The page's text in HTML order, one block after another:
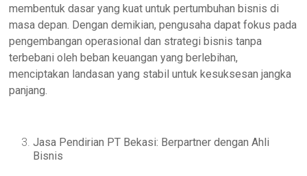
membentuk dasar yang kuat untuk pertumbuhan bisnis di
masa depan. Dengan demikian, pengusaha dapat fokus pada
pengembangan operasional dan strategi bisnis tanpa
terbebani oleh beban keuangan yang berlebihan,
menciptakan landasan yang stabil untuk kesuksesan jangka
panjang.
Jasa Pendirian PT Bekasi: Berpartner dengan Ahli
Bisnis